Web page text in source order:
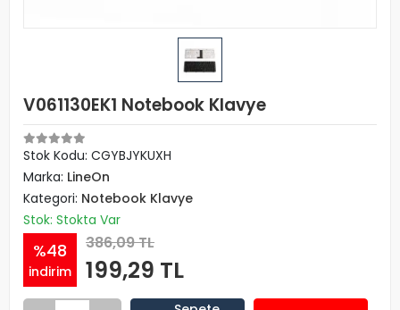
V061130EK1 Notebook Klavye
Stok Kodu: CGYBJYKUXH
Marka: LineOn
Kategori: Notebook Klavye
Stok: Stokta Var
%48
indirim
386,09 TL
199,29 TL